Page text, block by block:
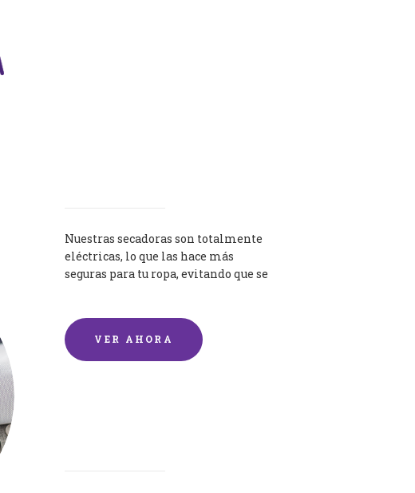
Nuestras secadoras son totalmente
eléctricas, lo que las hace más
seguras para tu ropa, evitando que se
VER AHORA